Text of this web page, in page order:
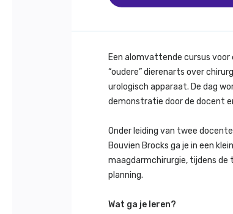
Een alomvattende cursus
“oudere” dierenarts over
urologisch apparaat. De dag
demonstratie door de docent
Onder leiding van twee
Bouvien Brocks ga je in een
maagdarmchirurgie, tijdens de
planning.
Wat ga je leren?